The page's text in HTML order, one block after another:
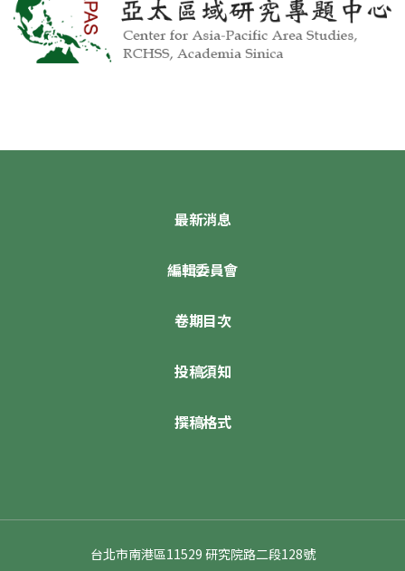
最新消息
編輯委員會
卷期目次
投稿須知
撰稿格式
台北市南港區11529 研究院路二段128號